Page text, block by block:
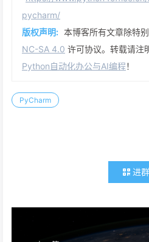
程序员晚枫专注AI编程培训，通过
白也能用AI做出实际项目。帮你从零
👉免费试看：网盘链接，免